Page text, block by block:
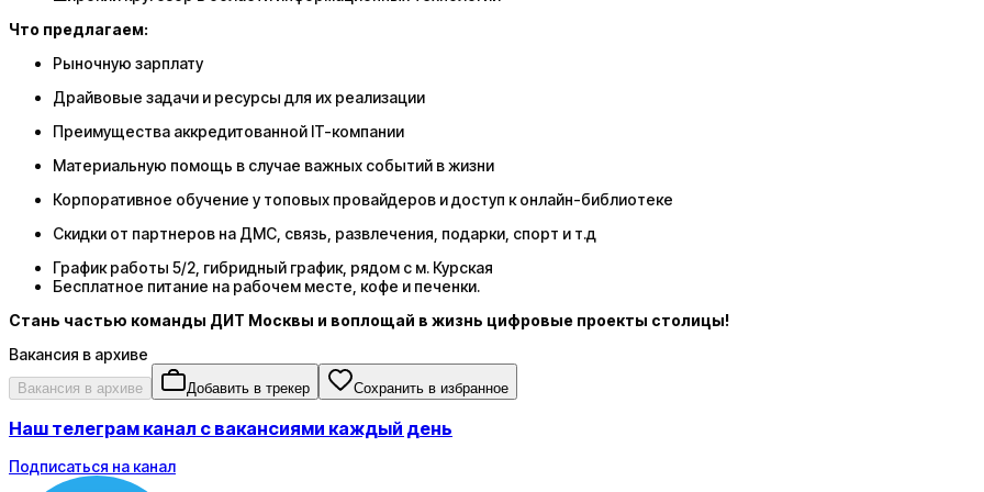
Что предлагаем:
Рыночную зарплату
Драйвовые задачи и ресурсы для их реализации
Преимущества аккредитованной IT-компании
Материальную помощь в случае важных событий в жизни
Корпоративное обучение у топовых провайдеров и доступ к онлайн-библиотеке
Скидки от партнеров на ДМС, связь, развлечения, подарки, спорт и т.д
График работы 5/2, гибридный график, рядом с м. Курская
Бесплатное питание на рабочем месте, кофе и печенки.
Стань частью команды ДИТ Москвы и воплощай в жизнь цифровые проекты столицы!
Вакансия в архиве
Вакансия в архиве Добавить в трекер Сохранить в избранное
Наш телеграм канал с вакансиями каждый день
Подписаться на канал